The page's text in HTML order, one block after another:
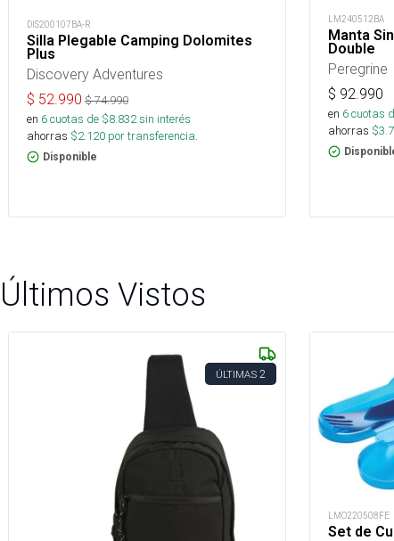
DIS200107BA-R
Silla Plegable Camping Dolomites
Plus
Discovery Adventures
$ 52.990 $74.990
en 6cuotas de $8.832sin interés
ahorras $2.120 por transferencia.
Disponible
LM240512BA
Manta
Double
Peregrine
$ 92.990
en 6cuotas
ahorras $
Últimos Vistos
ÚLTIMAS 2
LMO220508FE
Set de